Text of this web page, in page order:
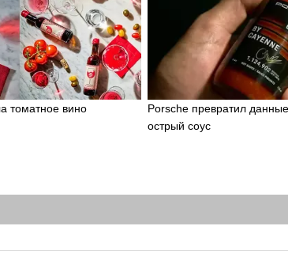
томатное вино
Porsche превратил
острый соус